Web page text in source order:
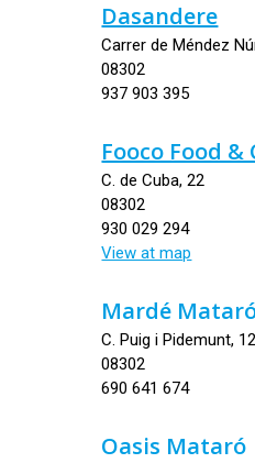
Dasandere
Carrer de Méndez
08302
937 903 395
Fooco Food
C. de Cuba, 22
08302
930 029 294
View at map
Mardé
C. Puig i Pidemunt, 12
08302
690 641 674
Oasis Mataró